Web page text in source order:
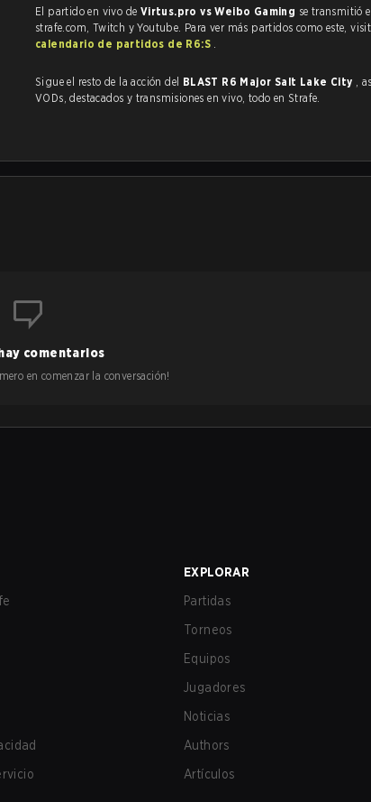
El partido en vivo de Virtus.pro vs Weibo Gaming se transmitió
strafe.com, Twitch y Youtube. Para ver más partidos como este,
calendario de partidos de R6:S .
Sigue el resto de la acción del BLAST R6 Major Salt Lake City ,
VODs, destacados y transmisiones en vivo, todo en Strafe.
comentarios
en comenzar la conversación!
EXPLORAR
Partidas
Torneos
Equipos
Jugadores
Noticias
Authors
Artículos